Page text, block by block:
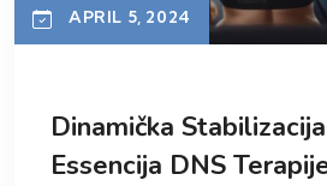
APRIL 5, 2024
Dinamička
Essencija DNS